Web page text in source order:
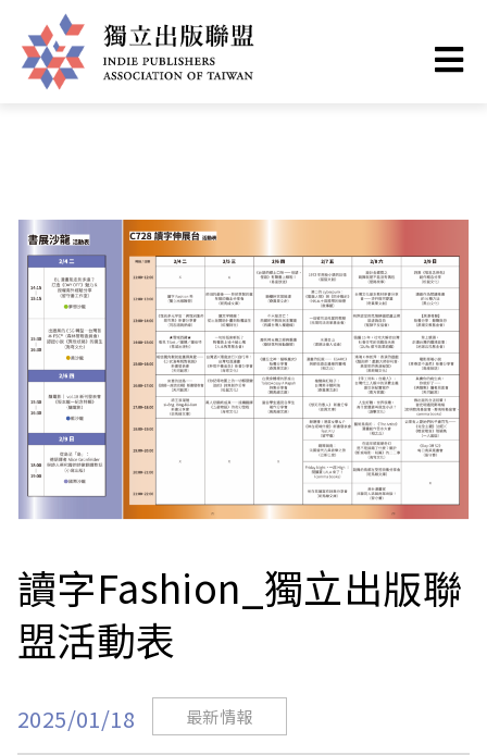
至
主
出
版
聯
盟
網
站
您
首頁 ❯ 最新情報
讀字Fashion_獨立出版聯
盟活動表
2025/01/18 最新情報